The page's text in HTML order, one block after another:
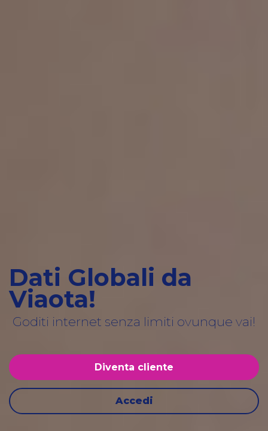
Dati Globali da
Viaota!
Goditi internet senza limiti ovunque vai!
Diventa cliente
Accedi